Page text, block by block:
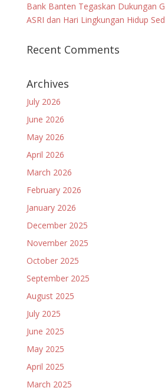
Bank Banten Tegaskan Dukungan
ASRI dan Hari Lingkungan Hidup
Recent Comments
Archives
July 2026
June 2026
May 2026
April 2026
March 2026
February 2026
January 2026
December 2025
November 2025
October 2025
September 2025
August 2025
July 2025
June 2025
May 2025
April 2025
March 2025